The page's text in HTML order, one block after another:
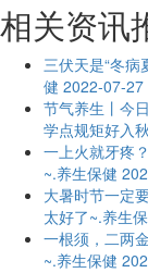
相关资讯
三伏天是“冬病
健 2022-07-27
节气养生丨今
学点规矩好入
一上火就牙疼
~.养生保健
大暑时节一定
太好了~.养生
一根须，二两
~.养生保健